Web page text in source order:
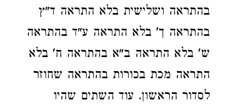
בהתראה ושלישית בלא התראה ד"ץ
בהתראה ך' בלא התראה ע"ד בהתראה
ש' בלא התראה ב"א בהתראה ח' בלא
התראה מכת בכורות בהתראה שחוזר
לסדור הראשון. עוד השתים שהיו